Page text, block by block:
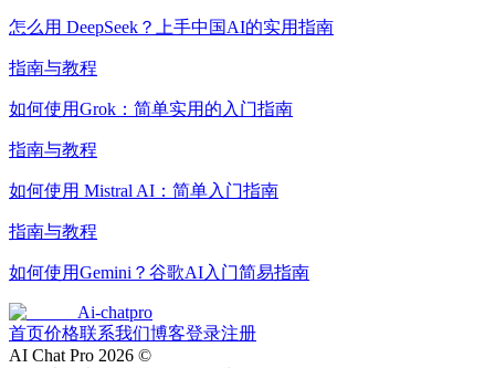
怎么用 DeepSeek？上手中国AI的实用指南
指南与教程
如何使用Grok：简单实用的入门指南
指南与教程
如何使用 Mistral AI：简单入门指南
指南与教程
如何使用Gemini？谷歌AI入门简易指南
Ai-chatpro
首页价格联系我们博客登录注册
AI Chat Pro 2026 ©